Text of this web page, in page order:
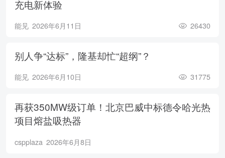
充电新体验
能见 2026年6月11日 26430
别人争“达标”，隆基却忙“超纲”？
能见 2026年6月10日 31775
再获350MW级订单！北京巴威中标德令哈光热
项目熔盐吸热器
cspplaza 2026年6月8日